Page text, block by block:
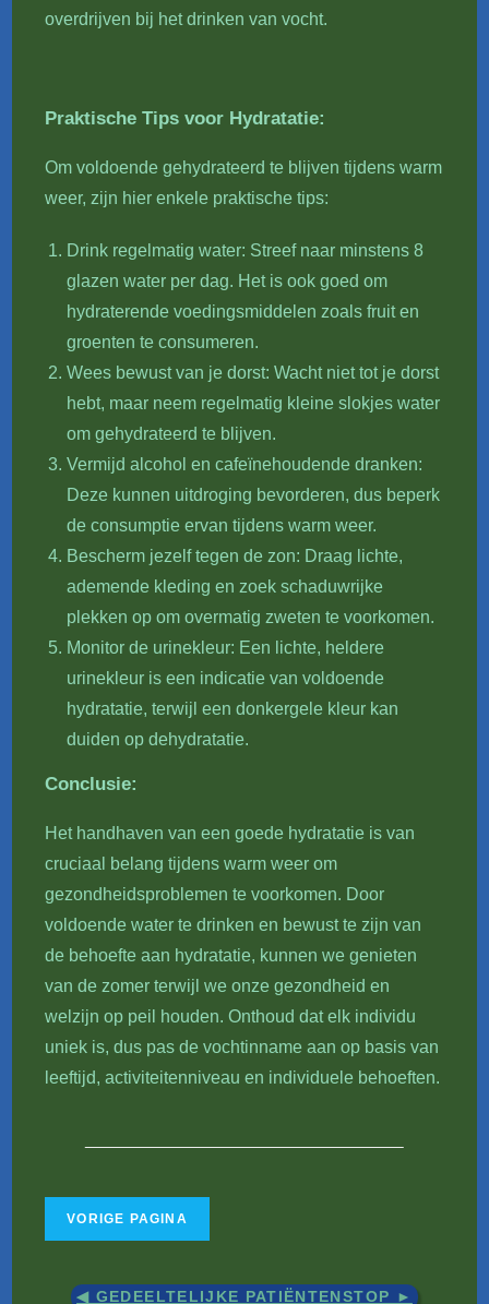
overdrijven bij het drinken van vocht.
Praktische Tips voor Hydratatie:
Om voldoende gehydrateerd te blijven tijdens warm
weer, zijn hier enkele praktische tips:
Drink regelmatig water: Streef naar minstens 8
glazen water per dag. Het is ook goed om
hydraterende voedingsmiddelen zoals fruit en
groenten te consumeren.
Wees bewust van je dorst: Wacht niet tot je dorst
hebt, maar neem regelmatig kleine slokjes water
om gehydrateerd te blijven.
Vermijd alcohol en cafeïnehoudende dranken:
Deze kunnen uitdroging bevorderen, dus beperk
de consumptie ervan tijdens warm weer.
Bescherm jezelf tegen de zon: Draag lichte,
ademende kleding en zoek schaduwrijke
plekken op om overmatig zweten te voorkomen.
Monitor de urinekleur: Een lichte, heldere
urinekleur is een indicatie van voldoende
hydratatie, terwijl een donkergele kleur kan
duiden op dehydratatie.
Conclusie:
Het handhaven van een goede hydratatie is van
cruciaal belang tijdens warm weer om
gezondheidsproblemen te voorkomen. Door
voldoende water te drinken en bewust te zijn van
de behoefte aan hydratatie, kunnen we genieten
van de zomer terwijl we onze gezondheid en
welzijn op peil houden. Onthoud dat elk individu
uniek is, dus pas de vochtinname aan op basis van
leeftijd, activiteitenniveau en individuele behoeften.
◀︎ GEDEELTELIJKE PATIËNTENSTOP ►